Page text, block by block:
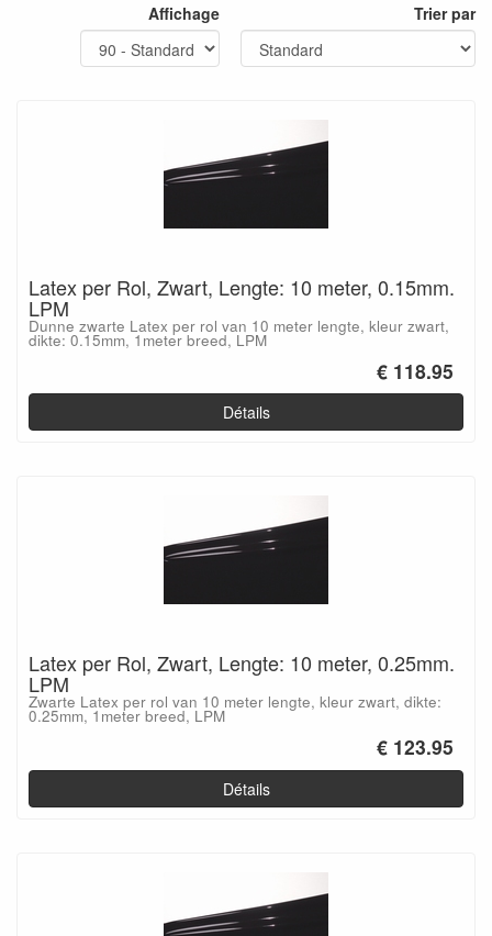
Affichage Trier par
Latex per Rol, Zwart, Lengte: 10 meter, 0.15mm.
LPM
Dunne zwarte Latex per rol van 10 meter lengte, kleur zwart,
dikte: 0.15mm, 1meter breed, LPM
€ 118.95
Détails
Latex per Rol, Zwart, Lengte: 10 meter, 0.25mm.
LPM
Zwarte Latex per rol van 10 meter lengte, kleur zwart, dikte:
0.25mm, 1meter breed, LPM
€ 123.95
Détails